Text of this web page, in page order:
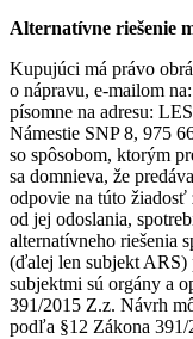
Alternatívne riešenie
Kupujúci má právo
o nápravu, e-mailom
písomne na adresu:
Námestie SNP 8, 975
so spôsobom, ktorým
sa domnieva, že
odpovie na túto žiadosť
od jej odoslania,
alternatívneho riešenia
(ďalej len subjekt
subjektmi sú orgány a
391/2015 Z.z. Návrh
podľa §12 Zákona 391/